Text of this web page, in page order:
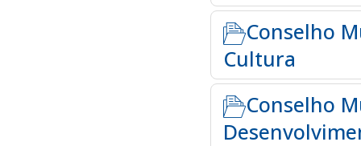
Conselho
Cultura
Conselho